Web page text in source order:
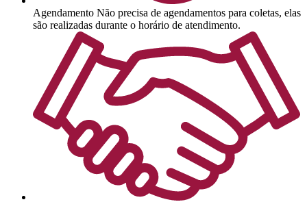
Agendamento Não precisa de agendamentos para coletas, elas
são realizadas durante o horário de atendimento.